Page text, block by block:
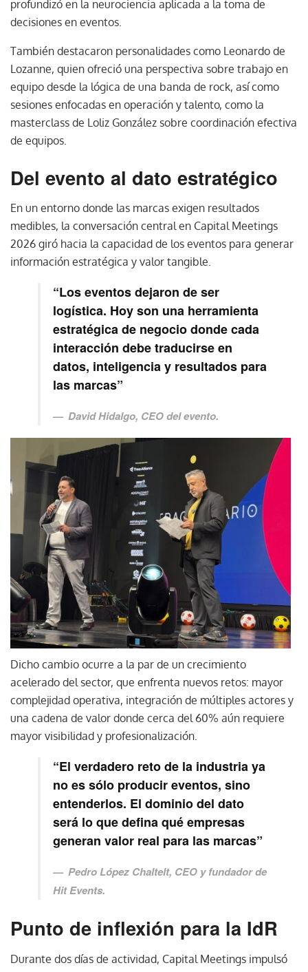
profundizó en la neurociencia aplicada a la toma de
decisiones en eventos.
También destacaron personalidades como Leonardo de
Lozanne, quien ofreció una perspectiva sobre trabajo en
equipo desde la lógica de una banda de rock, así como
sesiones enfocadas en operación y talento, como la
masterclass de Loliz González sobre coordinación efectiva
de equipos.
Del evento al dato estratégico
En un entorno donde las marcas exigen resultados
medibles, la conversación central en Capital Meetings
2026 giró hacia la capacidad de los eventos para generar
información estratégica y valor tangible.
“Los eventos dejaron de ser
logística. Hoy son una herramienta
estratégica de negocio donde cada
interacción debe traducirse en
datos, inteligencia y resultados para
las marcas”
David Hidalgo, CEO del evento.
Dicho cambio ocurre a la par de un crecimiento
acelerado del sector, que enfrenta nuevos retos: mayor
complejidad operativa, integración de múltiples actores y
una cadena de valor donde cerca del 60% aún requiere
mayor visibilidad y profesionalización.
“El verdadero reto de la industria ya
no es sólo producir eventos, sino
entenderlos. El dominio del dato
será lo que defina qué empresas
generan valor real para las marcas”
Pedro López Chaltelt, CEO y fundador de
Hit Events.
Punto de inflexión para la IdR
Durante dos días de actividad, Capital Meetings impulsó